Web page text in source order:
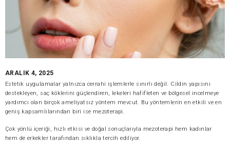
ARALIK 4, 2025
Estetik uygulamalar yalnızca cerrahi işlemlerle sınırlı değil. Cildin yapısını
destekleyen, saç köklerini güçlendiren, lekeleri hafifleten ve bölgesel incelmeye
yardımcı olan birçok ameliyatsız yöntem mevcut. Bu yöntemlerin en etkili ve en
geniş kapsamlılarından biri ise mezoterapi.
Çok yönlü içeriği, hızlı etkisi ve doğal sonuçlarıyla mezoterapi hem kadınlar
hem de erkekler tarafından sıklıkla tercih ediliyor.